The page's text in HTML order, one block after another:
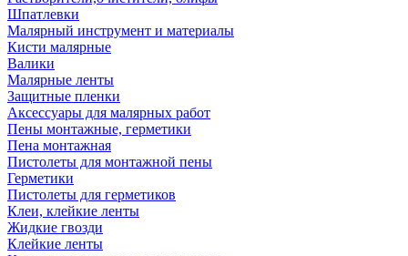
Шпатлевки
Малярный инструмент и материалы
Кисти малярные
Валики
Малярные ленты
Защитные пленки
Аксессуары для малярных работ
Пены монтажные, герметики
Пена монтажная
Пистолеты для монтажной пены
Герметики
Пистолеты для герметиков
Клеи, клейкие ленты
Жидкие гвозди
Клейкие ленты